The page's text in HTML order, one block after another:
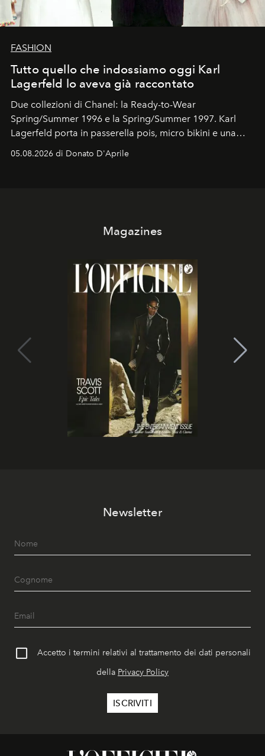
FASHION
Tutto quello che indossiamo oggi Karl
Lagerfeld lo aveva già raccontato
Due collezioni di Chanel: la Ready-to-Wear
Spring/Summer 1996 e la Spring/Summer 1997. Karl
Lagerfeld porta in passerella pois, micro bikini e una
logomania pensata per la spiaggia
Kate, Claudia e Carla una dietro l'altra. Trent'anni dopo,
05.08.2026 di Donato D'Aprile
Magazines
Newsletter
Accetto i termini relativi al trattamento dei dati personali
della Privacy Policy